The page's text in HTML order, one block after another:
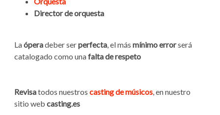
Director de orquesta
Laóperadeber serperfecta, el más mínimoerrorserá
catalogado como unafalta de respeto
Revisatodos nuestros casting de músicos, en nuestro
sitio web casting.es